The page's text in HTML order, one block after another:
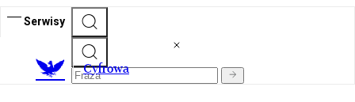
Serwisy
Cyfrowa